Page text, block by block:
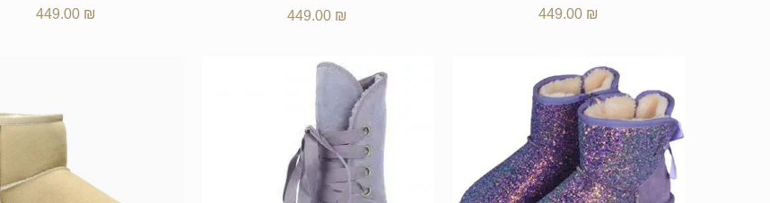
449.00 ₪
449.00 ₪
449.00 ₪